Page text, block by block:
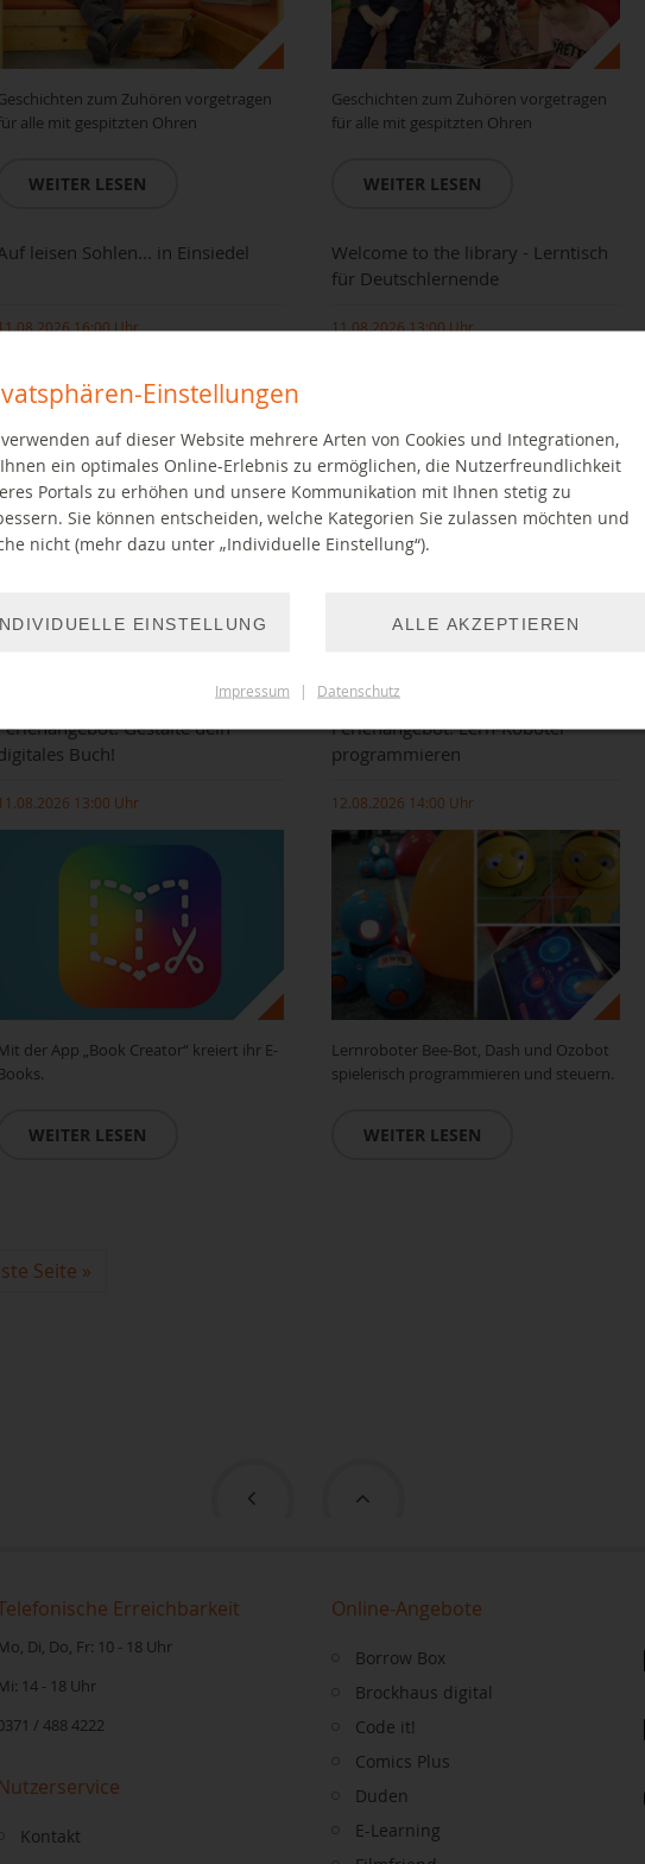
zum Zuhören vorgetragen
alle mit gespitzten Ohren
WEITER LESEN
Geschichten zum Zuhören vorgetragen
für alle mit gespitzten Ohren
WEITER LESEN
leisen Sohlen... in Einsiedel
16:00 Uhr
Welcome to the library - Lerntisch
für Deutschlernende
11.08.2026 13:00 Uhr
Gestalte dein
Buch!
11.08.2026 13:00 Uhr
der App „Book Creator“ kreiert ihr E-
WEITER LESEN
Ferienangebot: Lern-Roboter
programmieren
12.08.2026 14:00 Uhr
Lernroboter Bee-Bot, Dash und Ozobot
spielerisch programmieren und steuern.
WEITER LESEN
Seite »
Erreichbarkeit
Di, Do, Fr: 10 - 18 Uhr
14 - 18 Uhr
/ 488 4222
Nutzerservice
Kontakt
Online-Angebote
Borrow Box
Brockhaus digital
Code it!
Comics Plus
Duden
E-Learning
Einstellungen
auf dieser Website mehrere Arten von Cookies und Integrationen,
ein optimales Online-Erlebnis zu ermöglichen, die Nutzerfreundlichkeit
Portals zu erhöhen und unsere Kommunikation mit Ihnen stetig zu
Sie können entscheiden, welche Kategorien Sie zulassen möchten und
nicht (mehr dazu unter „Individuelle Einstellung“).
EINSTELLUNG ALLE AKZEPTIEREN
Impressum | Datenschutz